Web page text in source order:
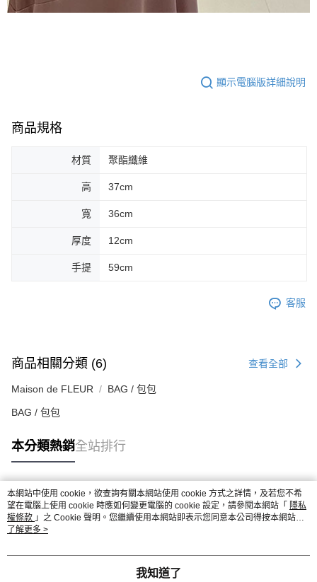
顯示電腦版詳細說明
商品規格
材質 聚酯纖維
高 37cm
寬 36cm
厚度 12cm
手提 59cm
客服
商品相關分類 (6) 查看全部
Maison de FLEUR BAG / 包包
BAG / 包包
本分類熱銷全站排行
熱門標籤
本網站中使用 cookie，欲查詢有關本網站使用 cookie 方式之詳情，及若您不希
望在電腦上使用 cookie 時應如何變更電腦的 cookie 設定，請參閱本網站「 隱私
權條款 」之 Cookie 聲明。您繼續使用本網站即表示您同意本公司得按本網站使
用條款之 Cookie 聲明使用 cookie。
了解更多 >
我知道了